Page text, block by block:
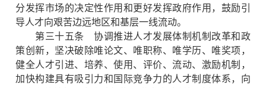
分发挥市场的决定性作用和更好发挥政府作用，鼓励引
导人才向艰苦边远地区和基层一线流动。
第三十五条 协调推进人才发展体制机制改革和政
策创新，坚决破除唯论文、唯职称、唯学历、唯奖项，
健全人才引进、培养、使用、评价、流动、激励机制，
加快构建具有吸引力和国际竞争力的人才制度体系，向